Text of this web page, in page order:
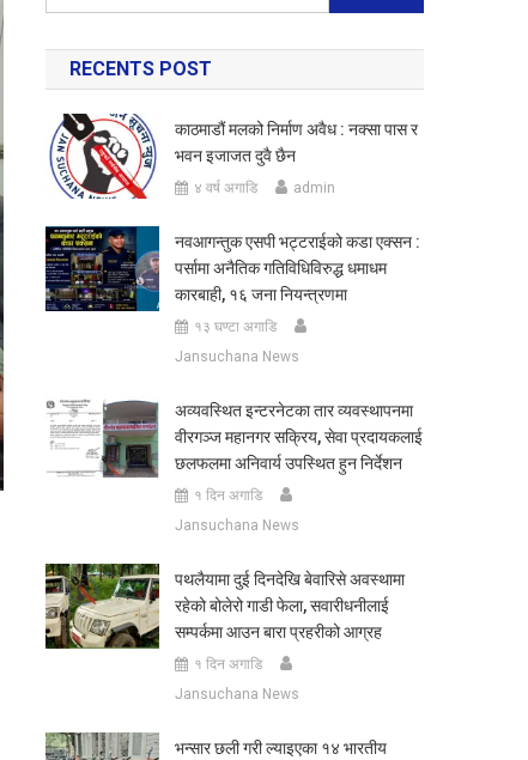
for:
RECENTS POST
काठमाडौं मलको निर्माण अवैध : नक्सा पास र
भवन इजाजत दुवै छैन
४ वर्ष अगाडि admin
नवआगन्तुक एसपी भट्टराईको कडा एक्सन :
पर्सामा अनैतिक गतिविधिविरुद्ध धमाधम
कारबाही, १६ जना नियन्त्रणमा
१३ घण्टा अगाडि
Jansuchana News
अव्यवस्थित इन्टरनेटका तार व्यवस्थापनमा
वीरगञ्ज महानगर सक्रिय, सेवा प्रदायकलाई
छलफलमा अनिवार्य उपस्थित हुन निर्देशन
१ दिन अगाडि
Jansuchana News
पथलैयामा दुई दिनदेखि बेवारिसे अवस्थामा
रहेको बोलेरो गाडी फेला, सवारीधनीलाई
सम्पर्कमा आउन बारा प्रहरीको आग्रह
१ दिन अगाडि
Jansuchana News
भन्सार छली गरी ल्याइएका १४ भारतीय